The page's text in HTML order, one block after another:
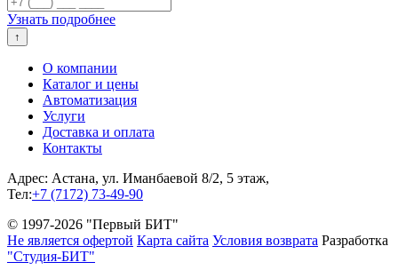
Узнать подробнее
↑
О компании
Каталог и цены
Автоматизация
Услуги
Доставка и оплата
Контакты
Адрес: Астана, ул. Иманбаевой 8/2, 5 этаж,
Тел:+7 (7172) 73-49-90
© 1997-2026 "Первый БИТ"
Не является офертой Карта сайта Условия возврата Разработка
"Студия-БИТ"